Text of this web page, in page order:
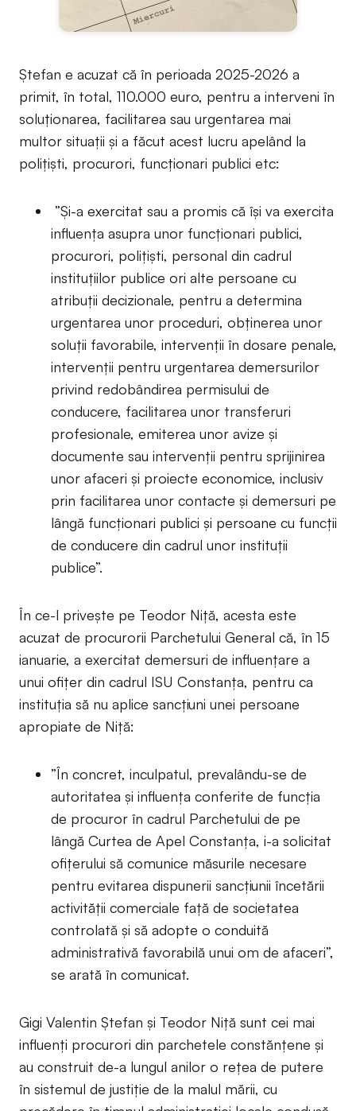
Ștefan e acuzat că în perioada 2025-2026 a
primit, în total, 110.000 euro, pentru a interveni în
soluționarea, facilitarea sau urgentarea mai
multor situații și a făcut acest lucru apelând la
polițiști, procurori, funcționari publici etc:
”Și-a exercitat sau a promis că își va exercita
influența asupra unor funcționari publici,
procurori, polițiști, personal din cadrul
instituțiilor publice ori alte persoane cu
atribuții decizionale, pentru a determina
urgentarea unor proceduri, obținerea unor
soluții favorabile, intervenții în dosare penale,
intervenții pentru urgentarea demersurilor
privind redobândirea permisului de
conducere, facilitarea unor transferuri
profesionale, emiterea unor avize și
documente sau intervenții pentru sprijinirea
unor afaceri și proiecte economice, inclusiv
prin facilitarea unor contacte și demersuri pe
lângă funcționari publici și persoane cu funcții
de conducere din cadrul unor instituții
publice”.
În ce-l privește pe Teodor Niță, acesta este
acuzat de procurorii Parchetului General că, în 15
ianuarie, a exercitat demersuri de influențare a
unui ofițer din cadrul ISU Constanța, pentru ca
instituția să nu aplice sancțiuni unei persoane
apropiate de Niță:
”În concret, inculpatul, prevalându-se de
autoritatea și influența conferite de funcția
de procuror în cadrul Parchetului de pe
lângă Curtea de Apel Constanța, i-a solicitat
ofițerului să comunice măsurile necesare
pentru evitarea dispunerii sancțiunii încetării
activității comerciale față de societatea
controlată și să adopte o conduită
administrativă favorabilă unui om de afaceri”,
se arată în comunicat.
Gigi Valentin Ștefan și Teodor Niță sunt cei mai
influenți procurori din parchetele constănțene și
au construit de-a lungul anilor o rețea de putere
în sistemul de justiție de la malul mării, cu